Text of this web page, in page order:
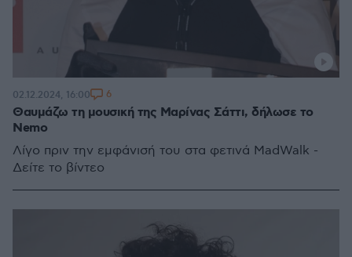
Θαυμάζω τη μουσική της Μαρίνας Σάττι, δήλωσε το
Nemo
Λίγο πριν την εμφάνισή του στα φετινά MadWalk -
Δείτε το βίντεο
02.12.2024, 16:00 6